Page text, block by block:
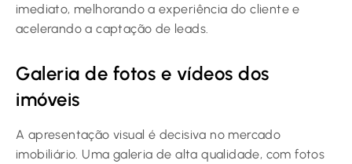
imediato, melhorando a experiência do cliente e
acelerando a captação de leads.
Galeria de fotos e vídeos dos
imóveis
A apresentação visual é decisiva no mercado
imobiliário. Uma galeria de alta qualidade, com fotos